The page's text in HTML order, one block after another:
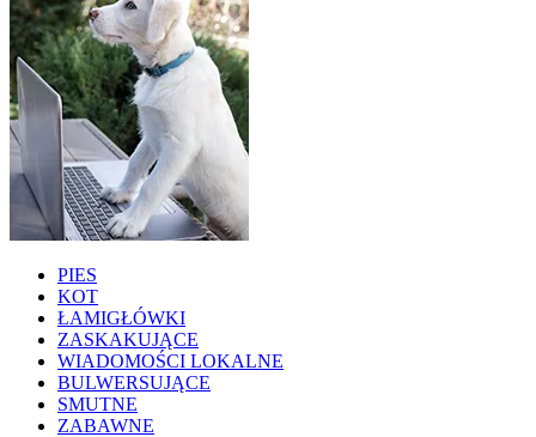
PIES
KOT
ŁAMIGŁÓWKI
ZASKAKUJĄCE
WIADOMOŚCI LOKALNE
BULWERSUJĄCE
SMUTNE
ZABAWNE